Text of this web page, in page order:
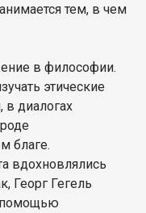
тем, в чем
в философии.
этические
в диалогах
благе.
вдохновлялись
Георг Гегель
помощью